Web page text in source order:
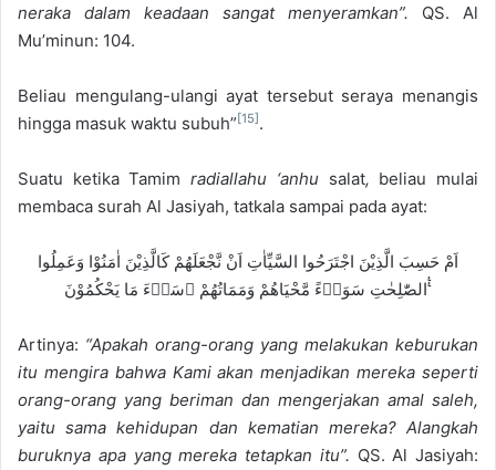
neraka dalam keadaan sangat menyeramkan”. QS. Al
Mu’minun: 104.
Beliau mengulang-ulangi ayat tersebut seraya menangis
hingga masuk waktu subuh” [15] .
Suatu ketika Tamimradiallahu ‘anhu salat, beliau mulai
membaca surah Al Jasiyah, tatkala sampai pada ayat:
اَمْ حَسِبَ الَّذِيْنَ اجْتَرَحُوا السَّيِّاٰتِ اَنْ نَّجْعَلَهُمْ كَالَّذِيْنَ اٰمَنُوْا وَعَمِلُوا
الصّٰلِحٰتِ سَوَاۤءً مَّحْيَاهُمْ وَمَمَاتُهُمْ ۗسَاۤءَ مَا يَحْكُمُوْنَ ࣖࣖ
Artinya: “Apakah orang-orang yang melakukan keburukan
itu mengira bahwa Kami akan menjadikan mereka seperti
orang-orang yang beriman dan mengerjakan amal saleh,
yaitu sama kehidupan dan kematian mereka? Alangkah
buruknya apa yang mereka tetapkan itu”. QS. Al Jasiyah: